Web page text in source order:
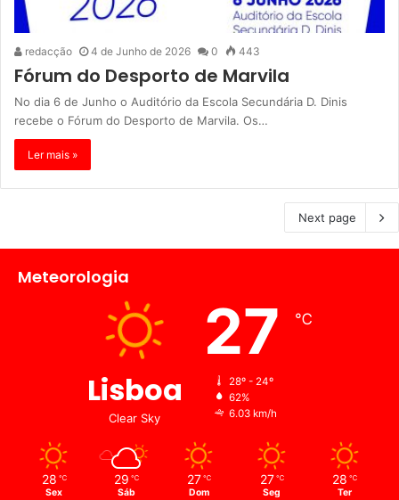
redacção 4 de Junho de 2026 0 443
Fórum do Desporto de Marvila
No dia 6 de Junho o Auditório da Escola Secundária D. Dinis
recebe o Fórum do Desporto de Marvila. Os…
Ler mais »
Next page
Meteorologia
Lisboa
Clear Sky
27 ℃
28º - 24º
62%
6.03 km/h
28 ℃
Sex
29 ℃
Sáb
27 ℃
Dom
27 ℃
Seg
28 ℃
Ter